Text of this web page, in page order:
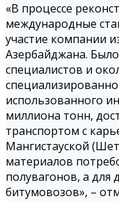
«В процессе
международные
участие компании
Азербайджана.
специалистов и
использованного
миллиона тонн,
транспортом с
Мангистауской
материалов
полувагонов, а для
битумовозов», –